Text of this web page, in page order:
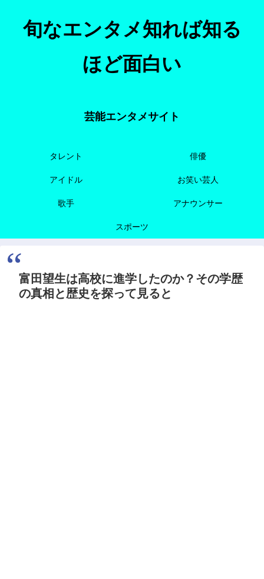
旬なエンタメ知れば知る
ほど面白い
芸能エンタメサイト
タレント 俳優
アイドル お笑い芸人
歌手 アナウンサー
スポーツ
富田望生は高校に進学したのか？その学歴
の真相と歴史を探って見ると